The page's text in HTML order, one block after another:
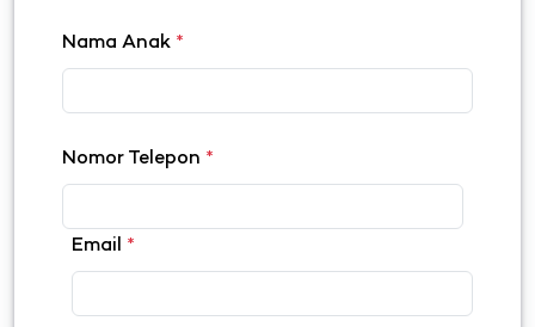
Nama Anak *
Nomor Telepon *
Email *